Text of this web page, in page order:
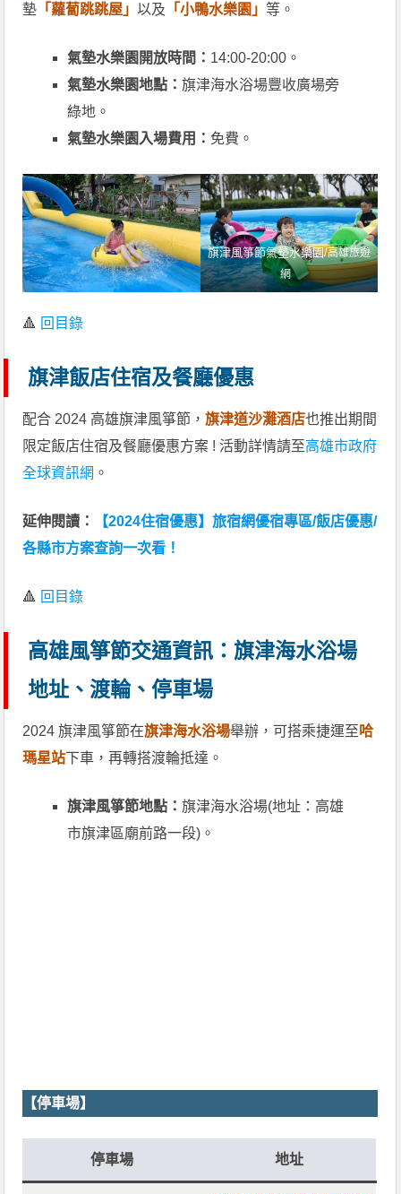
墊 「蘿蔔跳跳屋」以及 「小鴨水樂園」等。
氣墊水樂園開放時間： 14:00-20:00。
氣墊水樂園地點：旗津海水浴場豐收廣場旁
綠地。
氣墊水樂園入場費用： 免費。
旗津風箏節氣墊水樂園/高雄旅遊
網
🔺 回目錄
旗津飯店住宿及餐廳優惠
配合 2024 高雄旗津風箏節，旗津道沙灘酒店也推出期間
限定飯店住宿及餐廳優惠方案 ! 活動詳情請至高雄市政府
全球資訊網 。
延伸閱讀：
【2024住宿優惠】旅宿網優宿專區/飯店優惠/
各縣市方案查詢一次看！
🔺 回目錄
高雄風箏節交通資訊：旗津海水浴場
地址、渡輪、停車場
2024 旗津風箏節在旗津海水浴場舉辦，可搭乘捷運至哈
瑪星站下車，再轉搭渡輪抵達。
旗津風箏節地點：旗津海水浴場(地址：高雄
市旗津區廟前路一段)。
【停車場】
停車場 地址